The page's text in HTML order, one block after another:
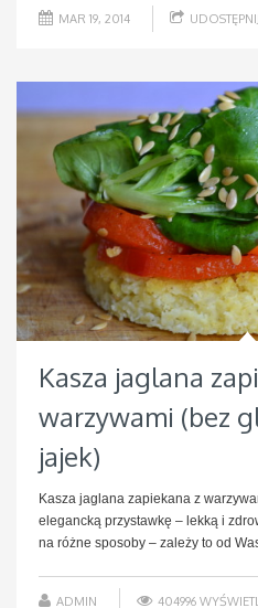
MAR 19, 2014 UDOSTĘPNIJ
Kasza jaglana
warzywami (bez
jajek)
Kasza jaglana zapiekana z
elegancką przystawkę – lekką i
na różne sposoby – zależy to od
ADMIN 404996